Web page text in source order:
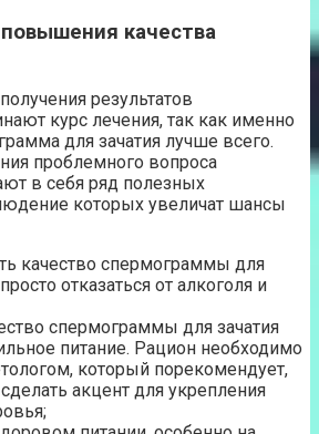
качества
результатов
курс лечения, так как именно
для зачатия лучше всего.
проблемного вопроса
в себя ряд полезных
которых увеличат шансы
качество спермограммы для
отказаться от алкоголя и
спермограммы для зачатия
питание. Рацион необходимо
который порекомендует,
акцент для укрепления